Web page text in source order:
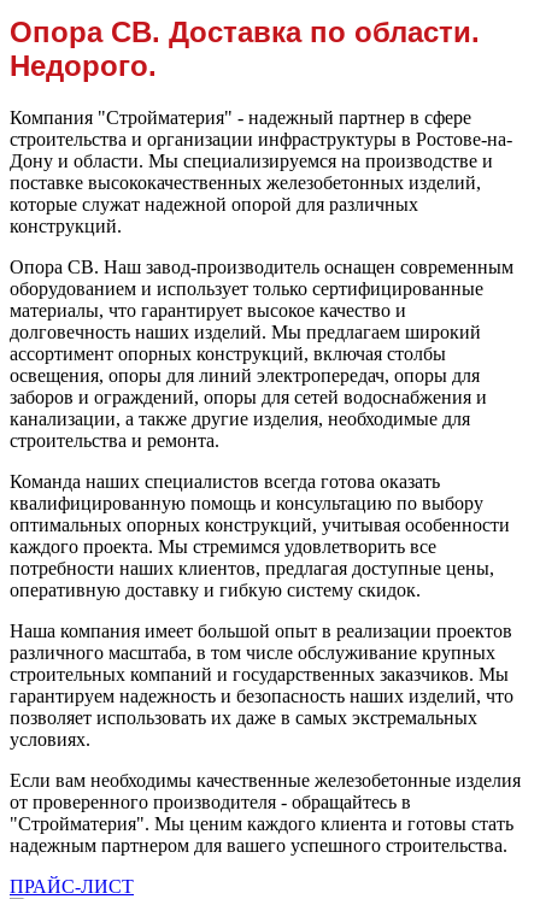
Опора СВ. Доставка по области.
Недорого.
Компания "Стройматерия" - надежный партнер в сфере
строительства и организации инфраструктуры в Ростове-на-
Дону и области. Мы специализируемся на производстве и
поставке высококачественных железобетонных изделий,
которые служат надежной опорой для различных
конструкций.
Опора СВ. Наш завод-производитель оснащен современным
оборудованием и использует только сертифицированные
материалы, что гарантирует высокое качество и
долговечность наших изделий. Мы предлагаем широкий
ассортимент опорных конструкций, включая столбы
освещения, опоры для линий электропередач, опоры для
заборов и ограждений, опоры для сетей водоснабжения и
канализации, а также другие изделия, необходимые для
строительства и ремонта.
Команда наших специалистов всегда готова оказать
квалифицированную помощь и консультацию по выбору
оптимальных опорных конструкций, учитывая особенности
каждого проекта. Мы стремимся удовлетворить все
потребности наших клиентов, предлагая доступные цены,
оперативную доставку и гибкую систему скидок.
Наша компания имеет большой опыт в реализации проектов
различного масштаба, в том числе обслуживание крупных
строительных компаний и государственных заказчиков. Мы
гарантируем надежность и безопасность наших изделий, что
позволяет использовать их даже в самых экстремальных
условиях.
Если вам необходимы качественные железобетонные изделия
от проверенного производителя - обращайтесь в
"Стройматерия". Мы ценим каждого клиента и готовы стать
надежным партнером для вашего успешного строительства.
ПРАЙС-ЛИСТ